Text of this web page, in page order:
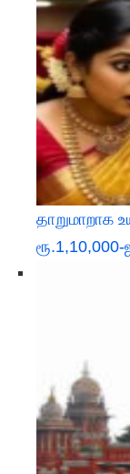
தாறுமாறாக